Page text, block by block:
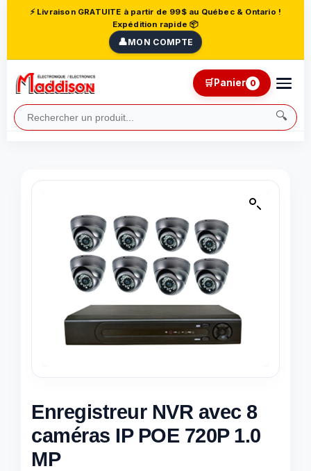
⚡ Livraison GRATUITE à partir de 99$ au Québec & Ontario !
Expédition rapide 📦
👤MON COMPTE
🔍
🛒Panier 0
Enregistreur NVR avec 8
caméras IP POE 720P 1.0
MP